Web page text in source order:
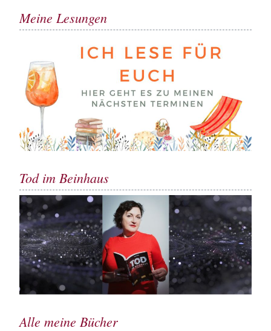
Meine Lesungen
Tod im Beinhaus
Alle meine Bücher